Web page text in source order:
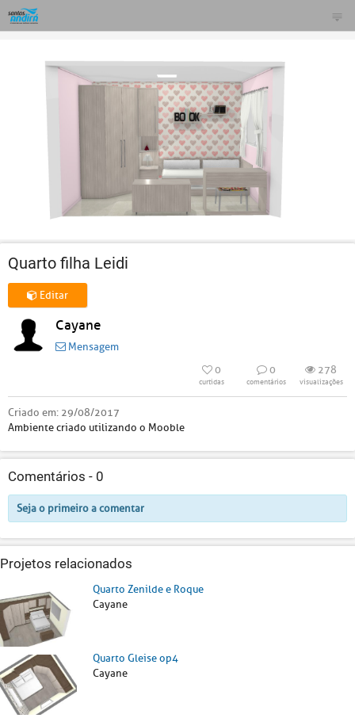
Quarto filha Leidi
Editar
Cayane
Mensagem
0
curtidas
0
comentários
278
visualizações
Criado em: 29/08/2017
Ambiente criado utilizando o Mooble
Comentários - 0
Seja o primeiro a comentar
Projetos relacionados
Quarto Zenilde e Roque
Cayane
Quarto Gleise op4
Cayane